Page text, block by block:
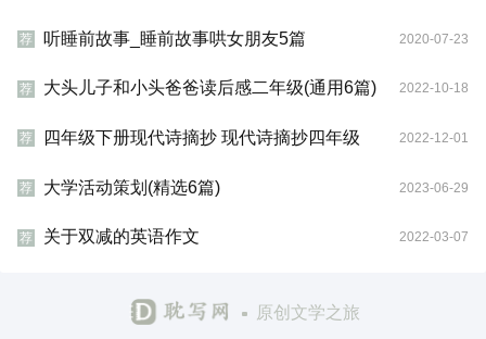
荐 听睡前故事_睡前故事哄女朋友5篇 2020-07-23
荐 大头儿子和小头爸爸读后感二年级(通用6篇) 2022-10-18
荐 四年级下册现代诗摘抄 现代诗摘抄四年级 2022-12-01
荐 大学活动策划(精选6篇) 2023-06-29
荐 关于双减的英语作文 2022-03-07
原创文学之旅